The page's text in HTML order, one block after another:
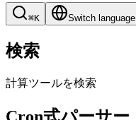
⌘K Switch language
検索
計算ツールを検索
Cron式パーサー